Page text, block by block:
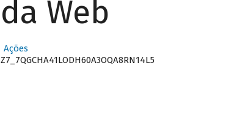
da Web
Ações
Z7_7QGCHA41LODH60A3OQA8RN14L5